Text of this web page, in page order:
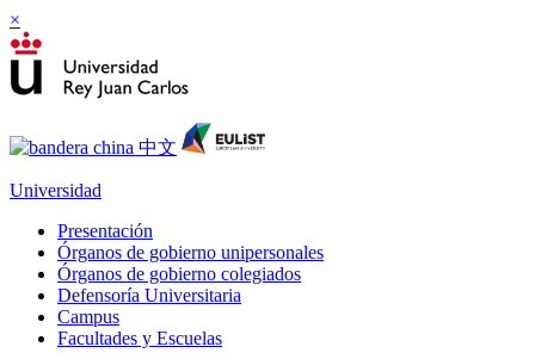
×
Universidad
Presentación
Órganos de gobierno unipersonales
Órganos de gobierno colegiados
Defensoría Universitaria
Campus
Facultades y Escuelas